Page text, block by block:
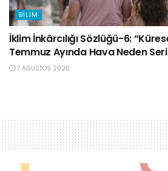
BILIM
İklim İnkârcılığı Sözlüğü-6:
Temmuz Ayında Hava Neden
7 AĞUSTOS 2026